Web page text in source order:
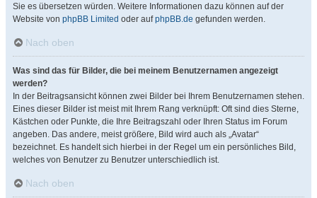
Sie es übersetzen würden. Weitere Informationen dazu können auf der
Website von phpBB Limited oder aufphpBB.de gefunden werden.
Nach oben
Was sind das für Bilder, die bei meinem Benutzernamen angezeigt
werden?
In der Beitragsansicht können zwei Bilder bei Ihrem Benutzernamen stehen.
Eines dieser Bilder ist meist mit Ihrem Rang verknüpft: Oft sind dies Sterne,
Kästchen oder Punkte, die Ihre Beitragszahl oder Ihren Status im Forum
angeben. Das andere, meist größere, Bild wird auch als „Avatar“
bezeichnet. Es handelt sich hierbei in der Regel um ein persönliches Bild,
welches von Benutzer zu Benutzer unterschiedlich ist.
Nach oben